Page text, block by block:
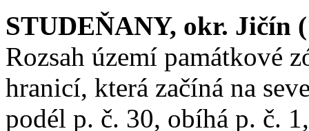
STUDEŇANY, okr. Jičín
Rozsah území památkové
hranicí, která začíná na
podél p. č. 30, obíhá p. č.